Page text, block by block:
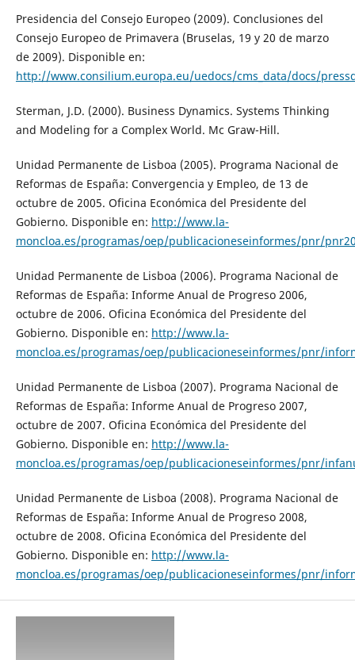
Presidencia del Consejo Europeo (2009). Conclusiones del
Consejo Europeo de Primavera (Bruselas, 19 y 20 de marzo
de 2009). Disponible en:
http://www.consilium.europa.eu/uedocs/cms_data/docs/
Sterman, J.D. (2000). Business Dynamics. Systems Thinking
and Modeling for a Complex World. Mc Graw-Hill.
Unidad Permanente de Lisboa (2005). Programa Nacional de
Reformas de España: Convergencia y Empleo, de 13 de
octubre de 2005. Oficina Económica del Presidente del
Gobierno. Disponible en: http://www.la-
moncloa.es/programas/oep/publicacioneseinformes/pnr/
Unidad Permanente de Lisboa (2006). Programa Nacional de
Reformas de España: Informe Anual de Progreso 2006,
octubre de 2006. Oficina Económica del Presidente del
Gobierno. Disponible en: http://www.la-
moncloa.es/programas/oep/publicacioneseinformes/pnr/
Unidad Permanente de Lisboa (2007). Programa Nacional de
Reformas de España: Informe Anual de Progreso 2007,
octubre de 2007. Oficina Económica del Presidente del
Gobierno. Disponible en: http://www.la-
moncloa.es/programas/oep/publicacioneseinformes/pnr/
Unidad Permanente de Lisboa (2008). Programa Nacional de
Reformas de España: Informe Anual de Progreso 2008,
octubre de 2008. Oficina Económica del Presidente del
Gobierno. Disponible en: http://www.la-
moncloa.es/programas/oep/publicacioneseinformes/pnr/